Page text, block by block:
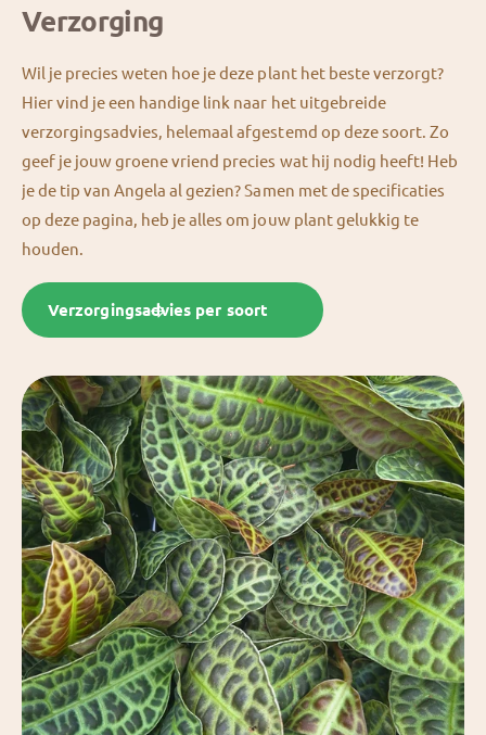
Verzorging
Wil je precies weten hoe je deze plant het beste verzorgt?
Hier vind je een handige link naar het uitgebreide
verzorgingsadvies, helemaal afgestemd op deze soort. Zo
geef je jouw groene vriend precies wat hij nodig heeft! Heb
je de tip van Angela al gezien? Samen met de specificaties
op deze pagina, heb je alles om jouw plant gelukkig te
houden.
Verzorgingsadvies per soort